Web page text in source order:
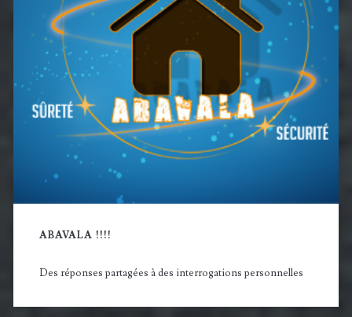
ABAVALA !!!!
Des réponses partagées à des interrogations personnelles